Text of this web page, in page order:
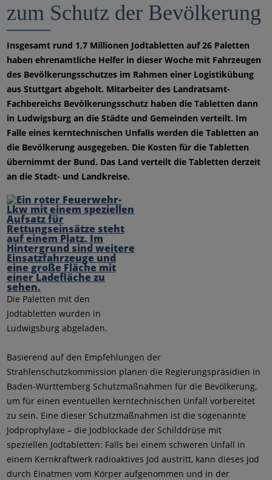
zum Schutz der Bevölkerung
Insgesamt rund 1,7 Millionen Jodtabletten auf 26 Paletten
haben ehrenamtliche Helfer in dieser Woche mit Fahrzeugen
des Bevölkerungsschutzes im Rahmen einer Logistikübung
aus Stuttgart abgeholt. Mitarbeiter des Landratsamt-
Fachbereichs Bevölkerungsschutz haben die Tabletten dann
in Ludwigsburg an die Städte und Gemeinden verteilt. Im
Falle eines kerntechnischen Unfalls werden die Tabletten an
die Bevölkerung ausgegeben. Die Kosten für die Tabletten
übernimmt der Bund. Das Land verteilt die Tabletten derzeit
an die Stadt- und Landkreise.
Die Paletten mit den
Jodtabletten wurden in
Ludwigsburg abgeladen.
Basierend auf den Empfehlungen der
Strahlenschutzkommission planen die Regierungspräsidien in
Baden-Württemberg Schutzmaßnahmen für die Bevölkerung,
um für einen eventuellen kerntechnischen Unfall vorbereitet
zu sein. Eine dieser Schutzmaßnahmen ist die sogenannte
Jodprophylaxe – die Jodblockade der Schilddrüse mit
speziellen Jodtabletten: Falls bei einem schweren Unfall in
einem Kernkraftwerk radioaktives Jod austritt, kann dieses Jod
durch Einatmen vom Körper aufgenommen und in der